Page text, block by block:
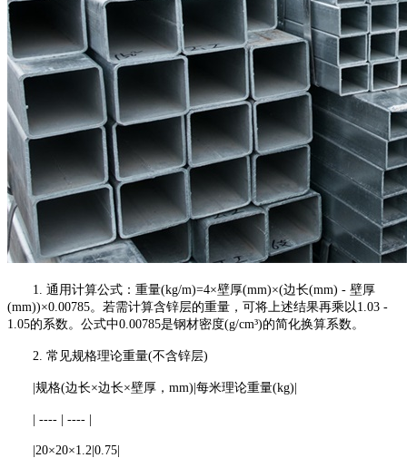
1. 通用计算公式：重量(kg/m)=4×壁厚(mm)×(边长(mm) - 壁厚
(mm))×0.00785。若需计算含锌层的重量，可将上述结果再乘以1.03 -
1.05的系数。公式中0.00785是钢材密度(g/cm³)的简化换算系数。
2. 常见规格理论重量(不含锌层)
|规格(边长×边长×壁厚，mm)|每米理论重量(kg)|
| ---- | ---- |
|20×20×1.2|0.75|